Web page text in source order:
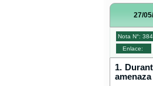
27/
Nota N°: 384
Enlace:
1.